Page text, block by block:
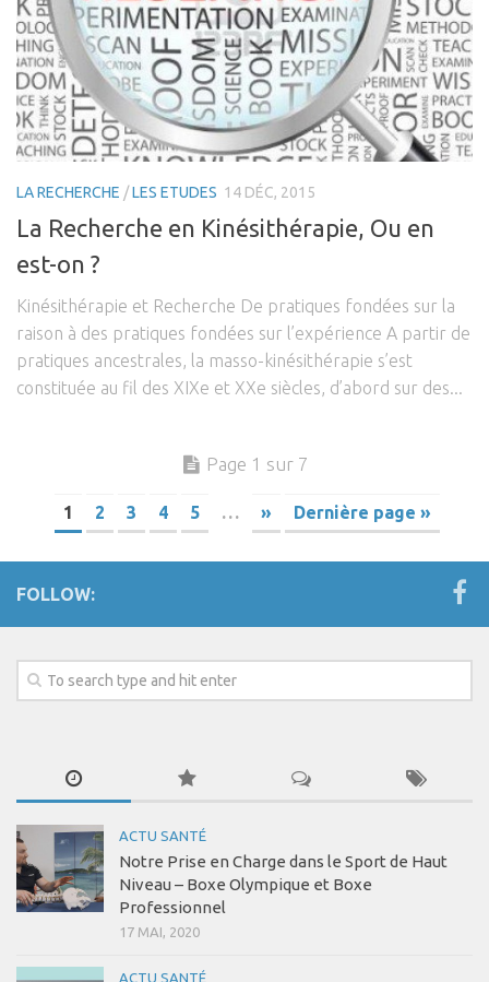
LA RECHERCHE /LES ETUDES 14 DÉC, 2015
La Recherche en Kinésithérapie, Ou en
est-on ?
Kinésithérapie et Recherche De pratiques fondées sur la
raison à des pratiques fondées sur l’expérience A partir de
pratiques ancestrales, la masso-kinésithérapie s’est
constituée au fil des XIXe et XXe siècles, d’abord sur des...
Page 1 sur 7
1 2 3 4 5 … » Dernière page »
FOLLOW:
ACTU SANTÉ
Notre Prise en Charge dans le Sport de Haut
Niveau – Boxe Olympique et Boxe
Professionnel
17 MAI, 2020
ACTU SANTÉ